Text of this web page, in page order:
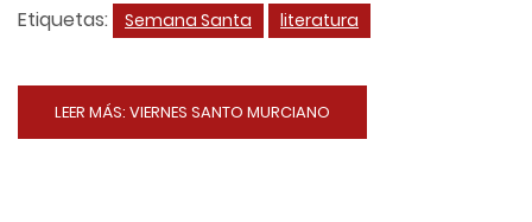
Etiquetas:
Semana Santa literatura
LEER MÁS: VIERNES SANTO MURCIANO